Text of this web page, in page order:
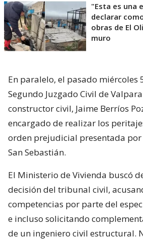
"Esta es una
declarar
obras de El
muro
En paralelo, el pasado miércoles
Segundo Juzgado Civil de
constructor civil, Jaime Berríos
encargado de realizar los
orden prejudicial presentada
San Sebastián.
El Ministerio de Vivienda buscó
decisión del tribunal civil,
competencias por parte del
e incluso solicitando
de un ingeniero civil estructural.